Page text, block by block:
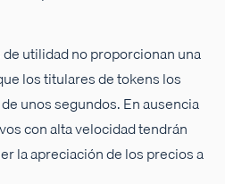
utilidad no proporcionan una
los titulares de tokens los
unos segundos. En ausencia
con alta velocidad tendrán
la apreciación de los precios a